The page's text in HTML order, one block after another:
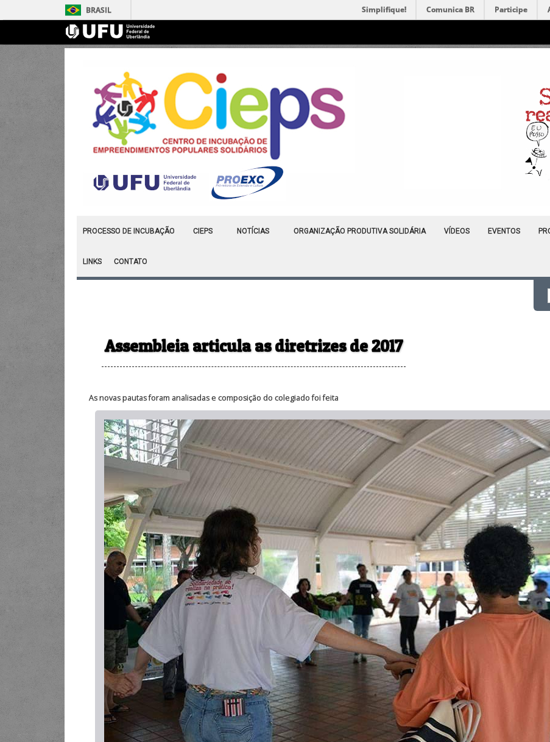
BRASIL Simplifique! Comunica BR Participe
PROCESSO DE INCUBAÇÃO CIEPS NOTÍCIAS ORGANIZAÇÃO PRODUTIVA SOLIDÁRIA VÍDEOS EVENTOS
LINKS CONTATO
Assembleia articula as diretrizes de 2017
As novas pautas foram analisadas e composição do colegiado foi feita